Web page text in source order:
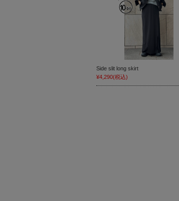
Side slit long skirt
¥4,290(税込)